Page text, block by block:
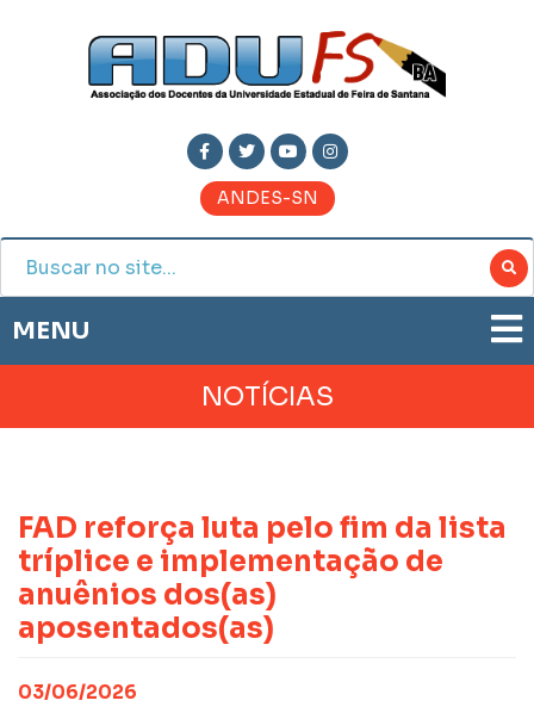
ANDES-SN
MENU
HISTÓRIA
NOTAS PUBLICADAS
JURÍDICO
PRESTAÇÃO DE CONTAS
CONTATO
FILIE-SE
NOTÍCIAS
FAD reforça luta pelo fim da lista
tríplice e implementação de
anuênios dos(as)
aposentados(as)
03/06/2026